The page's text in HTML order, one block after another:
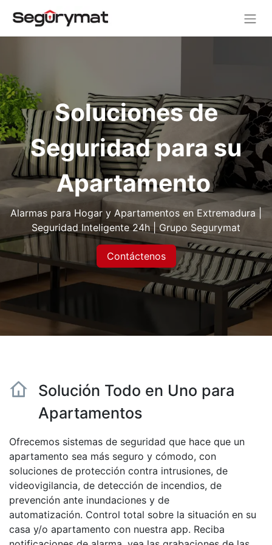
Soluciones de
Seguridad para su
Apartamento
Alarmas para Hogar y Apartamentos en Extremadura |
Seguridad Inteligente 24h | Grupo Segurymat
Contáctenos
Solución Todo en Uno para
Apartamentos
Ofrecemos sistemas de seguridad que hace que un
apartamento sea más seguro y cómodo, con
soluciones de protección contra intrusiones, de
videovigilancia, de detección de incendios, de
prevención ante inundaciones y de
automatización. Control total sobre la situación en su
casa y/o apartamento con nuestra app. Reciba